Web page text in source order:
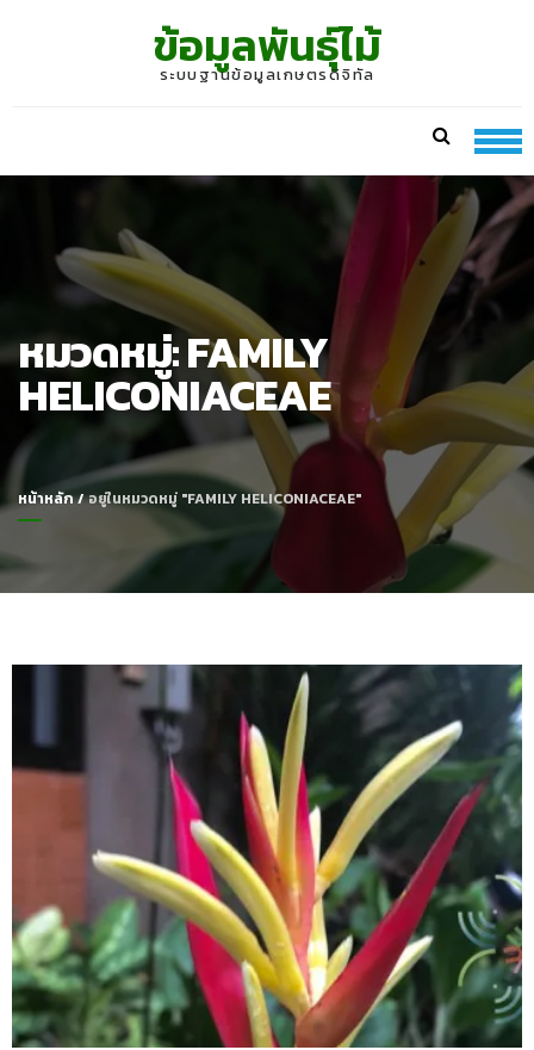
ข้อมูลพันธุ์ไม้
ระบบฐานข้อมูลเกษตรดิจิทัล
หมวดหมู่:FAMILY
HELICONIACEAE
หน้าหลัก/อยู่ในหมวดหมู่ "FAMILY HELICONIACEAE"